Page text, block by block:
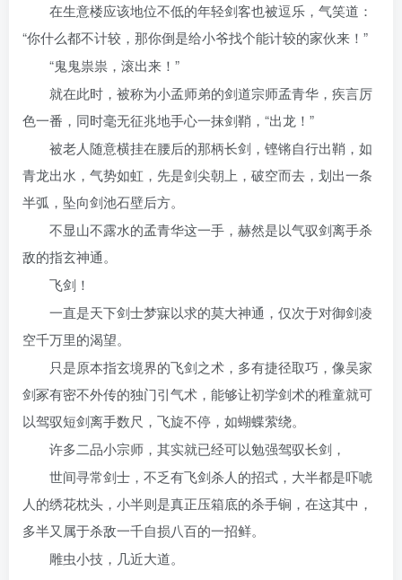
在生意楼应该地位不低的年轻剑客也被逗乐，气笑道：
“你什么都不计较，那你倒是给小爷找个能计较的家伙来！”
“鬼鬼祟祟，滚出来！”
就在此时，被称为小孟师弟的剑道宗师孟青华，疾言厉
色一番，同时毫无征兆地手心一抹剑鞘，“出龙！”
被老人随意横挂在腰后的那柄长剑，铿锵自行出鞘，如
青龙出水，气势如虹，先是剑尖朝上，破空而去，划出一条
半弧，坠向剑池石壁后方。
不显山不露水的孟青华这一手，赫然是以气驭剑离手杀
敌的指玄神通。
飞剑！
一直是天下剑士梦寐以求的莫大神通，仅次于对御剑凌
空千万里的渴望。
只是原本指玄境界的飞剑之术，多有捷径取巧，像吴家
剑冢有密不外传的独门引气术，能够让初学剑术的稚童就可
以驾驭短剑离手数尺，飞旋不停，如蝴蝶萦绕。
许多二品小宗师，其实就已经可以勉强驾驭长剑，
世间寻常剑士，不乏有飞剑杀人的招式，大半都是吓唬
人的绣花枕头，小半则是真正压箱底的杀手锏，在这其中，
多半又属于杀敌一千自损八百的一招鲜。
雕虫小技，几近大道。